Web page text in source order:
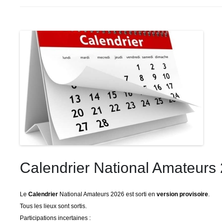
Calendrier National Amateurs
Le Calendrier National Amateurs 2026 est sorti en version provisoire.
Tous les lieux sont sortis.
Participations incertaines :